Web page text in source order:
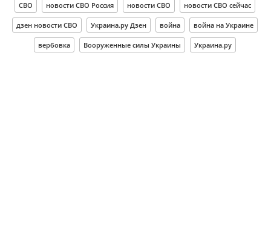
СВО новости СВО Россия новости СВО новости СВО сейчас
дзен новости СВО Украина.ру Дзен война война на Украине
вербовка Вооруженные силы Украины Украина.ру